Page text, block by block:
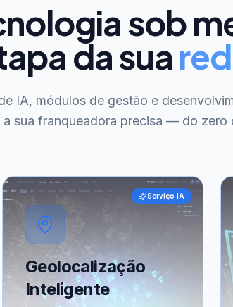
sob
da sua
IA, módulos de gestão e
a sua franqueadora precisa — do zero
Serviço IA
Geolocalização
Inteligente